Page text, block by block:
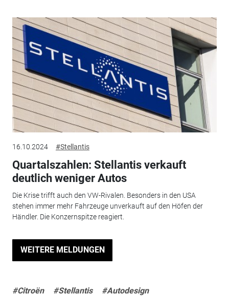
16.10.2024 #Stellantis
Quartalszahlen: Stellantis verkauft
deutlich weniger Autos
Die Krise trifft auch den VW-Rivalen. Besonders in den USA
stehen immer mehr Fahrzeuge unverkauft auf den Höfen der
Händler. Die Konzernspitze reagiert.
WEITERE MELDUNGEN
#Citroën #Stellantis
#Autodesign